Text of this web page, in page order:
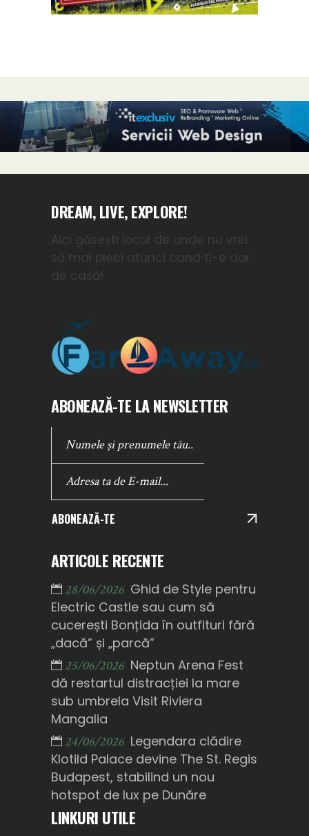
DREAM, LIVE, EXPLORE!
Aici găsești locul de unde nu vrei
să mai pleci atunci cand ti-e dor
de casă!
ABONEAZĂ-TE LA NEWSLETTER
ABONEAZĂ-TE
ARTICOLE RECENTE
28/06/2026 Ghid de Style pentru
Electric Castle sau cum să
cucerești Bonțida în outfituri fără
„dacă” și „parcă”
25/06/2026 Neptun Arena Fest
dă restartul distracției la mare
sub umbrela Visit Riviera
Mangalia
24/06/2026 Legendara clădire
Klotild Palace devine The St. Regis
Budapest, stabilind un nou
hotspot de lux pe Dunăre
LINKURI UTILE